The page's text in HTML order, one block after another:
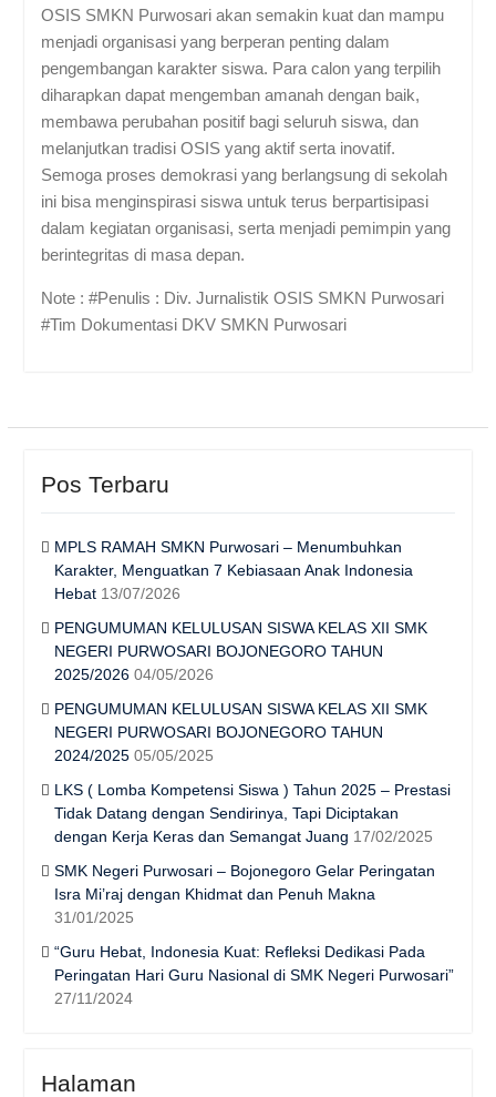
OSIS SMKN Purwosari akan semakin kuat dan mampu
menjadi organisasi yang berperan penting dalam
pengembangan karakter siswa. Para calon yang terpilih
diharapkan dapat mengemban amanah dengan baik,
membawa perubahan positif bagi seluruh siswa, dan
melanjutkan tradisi OSIS yang aktif serta inovatif.
Semoga proses demokrasi yang berlangsung di sekolah
ini bisa menginspirasi siswa untuk terus berpartisipasi
dalam kegiatan organisasi, serta menjadi pemimpin yang
berintegritas di masa depan.
Note : #Penulis : Div. Jurnalistik OSIS SMKN Purwosari
#Tim Dokumentasi DKV SMKN Purwosari
Pos Terbaru
MPLS RAMAH SMKN Purwosari – Menumbuhkan
Karakter, Menguatkan 7 Kebiasaan Anak Indonesia
Hebat 13/07/2026
PENGUMUMAN KELULUSAN SISWA KELAS XII SMK
NEGERI PURWOSARI BOJONEGORO TAHUN
2025/2026 04/05/2026
PENGUMUMAN KELULUSAN SISWA KELAS XII SMK
NEGERI PURWOSARI BOJONEGORO TAHUN
2024/2025 05/05/2025
LKS ( Lomba Kompetensi Siswa ) Tahun 2025 – Prestasi
Tidak Datang dengan Sendirinya, Tapi Diciptakan
dengan Kerja Keras dan Semangat Juang 17/02/2025
SMK Negeri Purwosari – Bojonegoro Gelar Peringatan
Isra Mi’raj dengan Khidmat dan Penuh Makna
31/01/2025
“Guru Hebat, Indonesia Kuat: Refleksi Dedikasi Pada
Peringatan Hari Guru Nasional di SMK Negeri Purwosari”
27/11/2024
Halaman